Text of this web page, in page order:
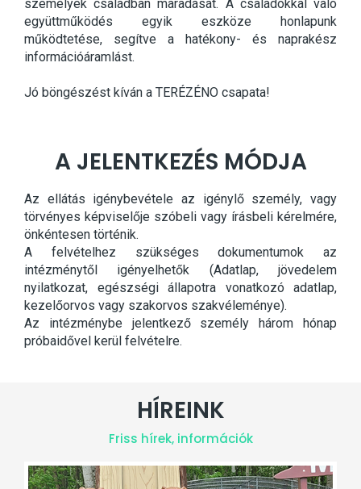
személyek családban maradását. A családokkal való
együttműködés egyik eszköze honlapunk
működtetése, segítve a hatékony- és naprakész
információáramlást.
Jó böngészést kíván a TERÉZÉNO csapata!
A JELENTKEZÉS MÓDJA
Az ellátás igénybevétele az igénylő személy, vagy
törvényes képviselője szóbeli vagy írásbeli kérelmére,
önkéntesen történik.
A felvételhez szükséges dokumentumok az
intézménytől igényelhetők (Adatlap, jövedelem
nyilatkozat, egészségi állapotra vonatkozó adatlap,
kezelőorvos vagy szakorvos szakvéleménye).
Az intézménybe jelentkező személy három hónap
próbaidővel kerül felvételre.
HÍREINK
Friss hírek, információk